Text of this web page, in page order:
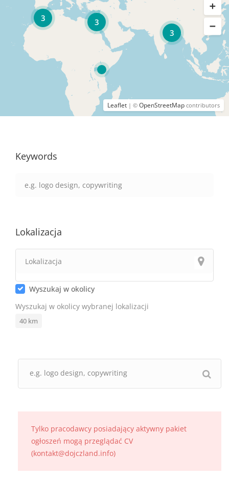
3
3
3
Leaflet | © OpenStreetMap contributors
Keywords
Lokalizacja
Wyszukaj w okolicy
Wyszukaj w okolicy wybranej lokalizacji
40 km
Tylko pracodawcy posiadający aktywny pakiet
ogłoszeń mogą przeglądać CV
(kontakt@dojczland.info)